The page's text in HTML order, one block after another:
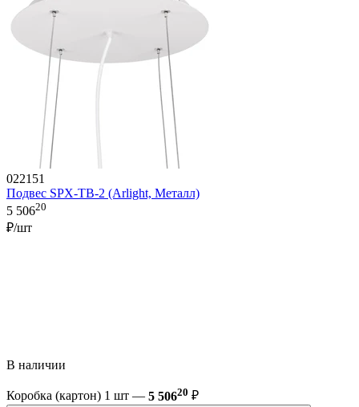
022151
Подвес SPX-TB-2 (Arlight, Металл)
5 50620
₽/шт
В наличии
Коробка (картон) 1 шт — 5 50620 ₽